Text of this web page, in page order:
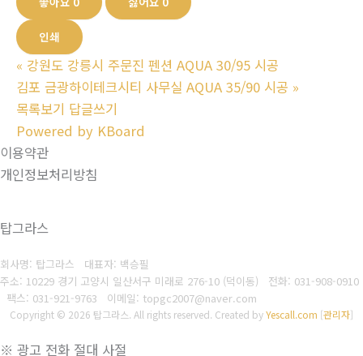
인쇄
« 강원도 강릉시 주문진 펜션 AQUA 30/95 시공
김포 금광하이테크시티 사무실 AQUA 35/90 시공 »
목록보기 답글쓰기
Powered by KBoard
이용약관
개인정보처리방침
탑그라스
회사명: 탑그라스 대표자: 백승필
주소: 10229 경기 고양시 일산서구 미래로 276-10 (덕이동) 전화: 031-908-0910
팩스: 031-921-9763
이메일: topgc2007@naver.com
Copyright © 2026 탑그라스. All rights reserved. Created byYescall.com [관리자]
※ 광고 전화 절대 사절